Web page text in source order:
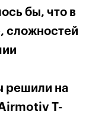
бы, что в
сложностей
решили на
T-